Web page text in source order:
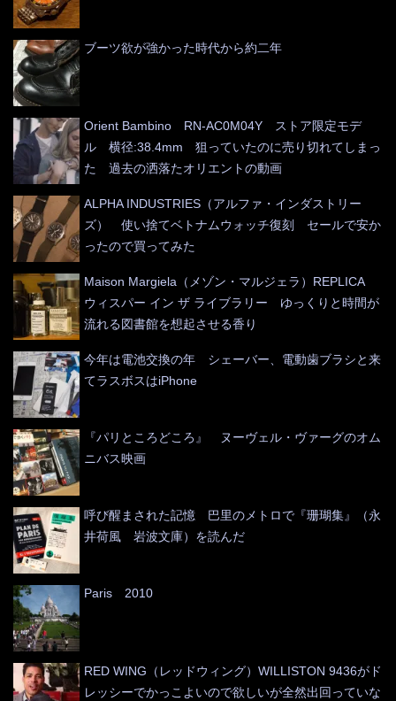
ブーツ欲が強かった時代から約二年
Orient Bambino RN-AC0M04Y ストア限定モデ
ル 横径:38.4mm 狙っていたのに売り切れてしまっ
た 過去の洒落たオリエントの動画
ALPHA INDUSTRIES（アルファ・インダストリー
ズ） 使い捨てベトナムウォッチ復刻 セールで安か
ったので買ってみた
Maison Margiela（メゾン・マルジェラ）REPLICA
ウィスパー イン ザ ライブラリー ゆっくりと時間が
流れる図書館を想起させる香り
今年は電池交換の年 シェーバー、電動歯ブラシと来
てラスボスはiPhone
『パリところどころ』 ヌーヴェル・ヴァーグのオム
ニバス映画
呼び醒まされた記憶 巴里のメトロで『珊瑚集』（永
井荷風 岩波文庫）を読んだ
Paris 2010
RED WING（レッドウィング）WILLISTON 9436がド
レッシーでかっこよいので欲しいが全然出回っていな